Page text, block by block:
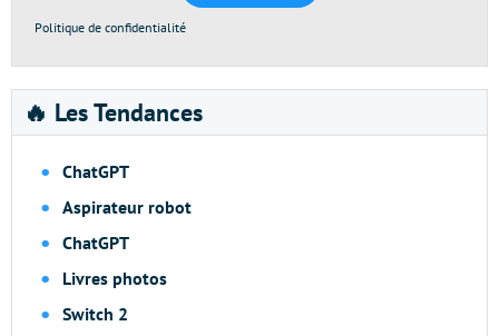
Politique de confidentialité
🔥 Les Tendances
ChatGPT
Aspirateur robot
ChatGPT
Livres photos
Switch 2